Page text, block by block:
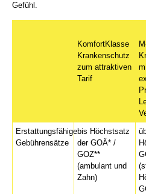
Gefühl.
KomfortKlasse
Krankenschutz
zum attraktiven
Tarif
Erstattungsfähige
Gebührensätze
bis Höchstsatz
der GOÄ* /
GOZ**
(ambulant und
Zahn)